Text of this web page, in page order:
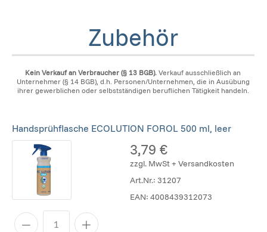
Zubehör
Kein Verkauf an Verbraucher (§ 13 BGB). Verkauf ausschließlich an
Unternehmer (§ 14 BGB), d.h. Personen/Unternehmen, die in Ausübung
ihrer gewerblichen oder selbstständigen beruflichen Tätigkeit handeln.
Handsprühflasche ECOLUTION FOROL 500 ml, leer
3,79 €
zzgl. MwSt + Versandkosten
Art.Nr.:31207
EAN:4008439312073